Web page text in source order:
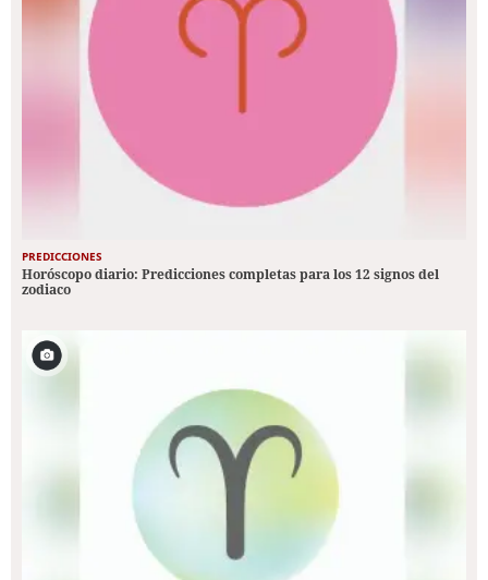
PREDICCIONES
Horóscopo diario: Predicciones completas para los 12 signos del
zodiaco